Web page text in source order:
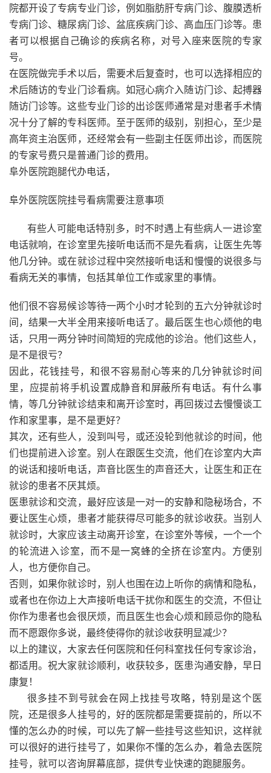
院都开设了专病专业门诊，例如脂肪肝专病门诊、腹膜透析
专病门诊、糖尿病门诊、盆底疾病门诊、高血压门诊等。患
者可以根据自己确诊的疾病名称，对号入座来医院的专家
号。
在医院做完手术以后，需要术后复查时，也可以选择相应的
术后随访的专业门诊看病。如冠心病介入随访门诊、起搏器
随访门诊等。这些专业门诊的出诊医师通常是对患者手术情
况十分了解的专科医师。至于医师的级别，别担心，至少是
高年资主治医师，还经常会有一些副主任医师出诊，而医院
的专家号费只是普通门诊的费用。
阜外医院跑腿代办电话，
阜外医院医院挂号看病需要注意事项
有些人可能电话特别多，时不时遇上有些病人一进诊室
电话就响，在诊室里先接听电话而不是先看病，让医生先等
他几分钟。或在就诊过程中突然接听电话和慢慢的说很多与
看病无关的事情，包括其单位工作或家里的事情。
他们很不容易候诊等待一两个小时才轮到的五六分钟就诊时
间，结果一大半全用来接听电话了。最后医生也心烦他的电
话，只用一两分钟时间简短的完成他的诊治。他们这些人，
是不是很亏？
因此，花钱挂号，和很不容易耐心等来的几分钟就诊时间
里，应提前将手机设置成静音和屏蔽所有电话。有什么事
情，等几分钟就诊结束和离开诊室时，再回拨过去慢慢谈工
作和家里事，是不是更好？
其次，还有些人，没到叫号，或还没轮到他就诊的时间，他
们也提前进入诊室。别人在跟医生交流，他们在诊室内大声
的说话和接听电话，声音比医生的声音还大，让医生和正在
就诊的患者不厌其烦。
医患就诊和交流，最好应该是一对一的安静和隐秘场合，不
要让医生心烦，患者才能获得尽可能多的就诊收获。当别人
就诊时，大家应该主动离开诊室，在诊室外等候，一个一个
的轮流进入诊室，而不是一窝蜂的全挤在诊室内。方便别
人，也方便你自己。
否则，如果你就诊时，别人也围在边上听你的病情和隐私，
或者也在你边上大声接听电话干扰你和医生的交流，不但让
你作为患者也会很厌烦，而且医生也会心烦和顾忌你的隐私
而不愿跟你多说，最终使得你的就诊收获明显减少？
以上的建议，大家去任何医院和任何科室找任何专家诊治，
都适用。祝大家就诊顺利，收获较多，医患沟通安静，早日
康复！
很多挂不到号就会在网上找挂号攻略，特别是这个医
院，还是很多人挂号的，好的医院都是需要提前的，所以不
懂的怎么办的时候，可以先了解一些挂号这些知识，这样就
可以很好的进行挂号了，如果你不懂的怎么办，着急去医院
挂号，就可以咨询屏幕底部，提供专业快速的跑腿服务。